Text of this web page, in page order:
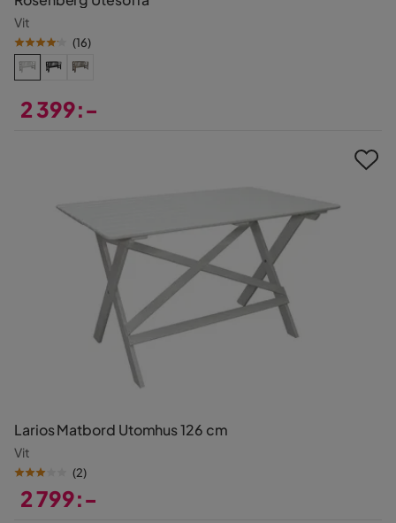
Vit
(16)
2 399:-
Larios Matbord Utomhus 126 cm
Vit
(2)
2 799:-